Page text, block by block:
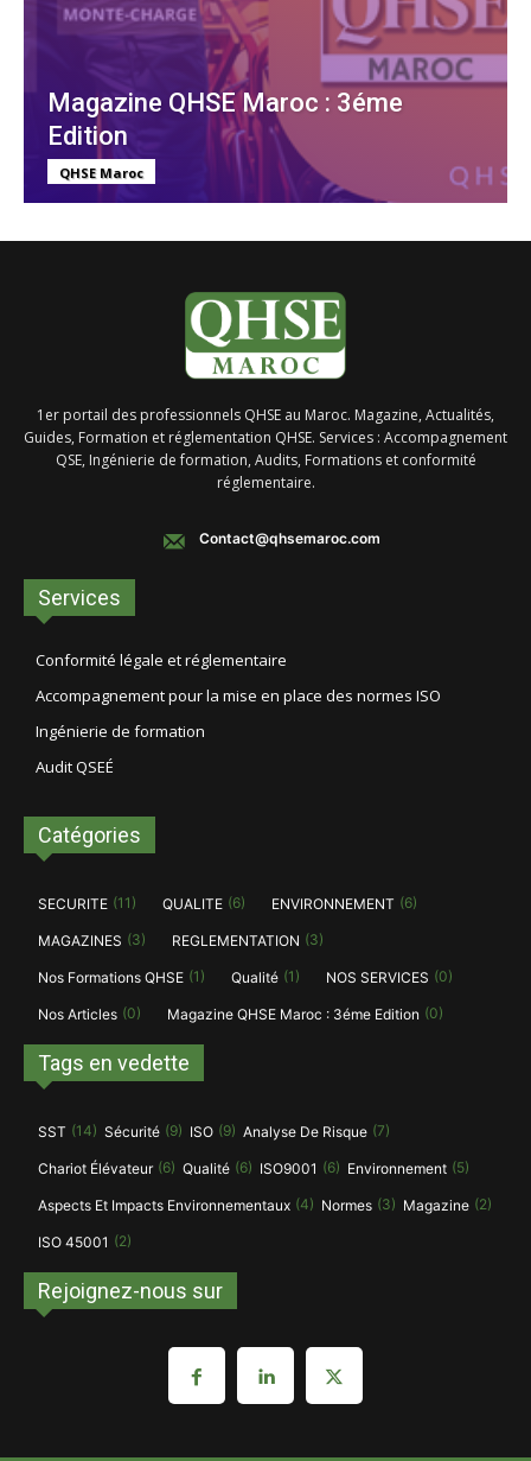
Magazine QHSE Maroc : 3éme
Edition
QHSE Maroc
1er portail des professionnels QHSE au Maroc. Magazine, Actualités,
Guides, Formation et réglementation QHSE. Services : Accompagnement
QSE, Ingénierie de formation, Audits, Formations et conformité
réglementaire.
Contact@qhsemaroc.com
Services
Conformité légale et réglementaire
Accompagnement pour la mise en place des normes ISO
Ingénierie de formation
Audit QSEÉ
Catégories
SECURITE (11) QUALITE (6) ENVIRONNEMENT (6)
MAGAZINES (3) REGLEMENTATION (3)
Nos Formations QHSE (1) Qualité (1) NOS SERVICES (0)
Nos Articles (0) Magazine QHSE Maroc : 3éme Edition (0)
Tags en vedette
SST (14) Sécurité (9) ISO (9) Analyse De Risque (7)
Chariot Élévateur (6) Qualité (6) ISO9001 (6) Environnement (5)
Aspects Et Impacts Environnementaux (4) Normes (3) Magazine (2)
ISO 45001 (2)
Rejoignez-nous sur